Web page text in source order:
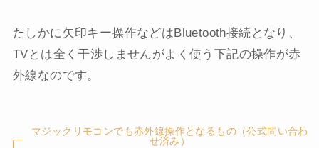
たしかに矢印キー操作などはBluetooth接続となり、
TVとは全く干渉しませんがよく使う下記の操作が赤
外線なのです。
マジックリモコンでも赤外線操作となるもの（公式問い合わ
せ済み）